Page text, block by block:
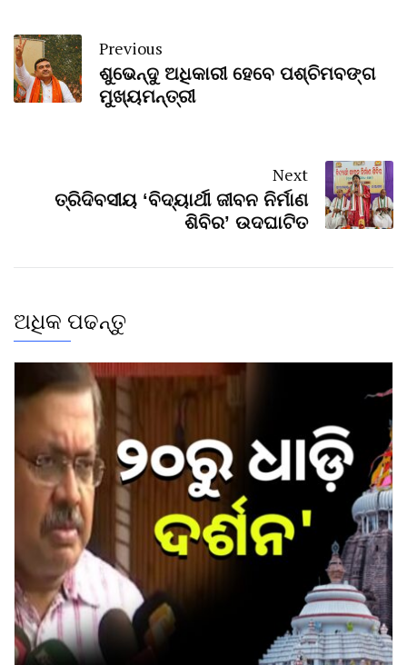
Previous
ଶୁଭେନ୍ଦୁ ଅଧିକାରୀ ହେବେ ପଶ୍ଚିମବଙ୍ଗ
ମୁଖ୍ୟମନ୍ତ୍ରୀ
Next
ତ୍ରିଦିବସୀୟ ‘ବିଦ୍ୟାର୍ଥୀ ଜୀବନ ନିର୍ମାଣ
ଶିବିର’ ଉଦଘାଟିତ
ଅଧିକ ପଢନ୍ତୁ